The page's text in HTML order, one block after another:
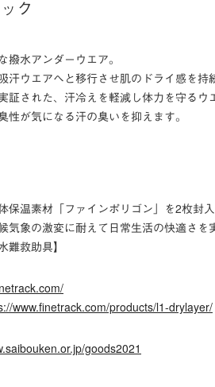
ク
水アンダーウエア。
汗ウエアへと移行させ肌のドライ感を持
証された、汗冷えを軽減し体力を守るウ
が気になる汗の臭いを抑えます。
保温素材「ファインポリゴン」を2枚封
気象の激変に耐えて日常生活の快適さ
救助具】
www.finetrack.com/products/l1-drylayer/
goods2021